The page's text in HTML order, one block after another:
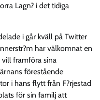
Lagn? i det tidiga
i går kväll på Twitter
har välkomnat en
vill framföra sina
förestående
i hans flytt från F?rjestad
för sin familj att